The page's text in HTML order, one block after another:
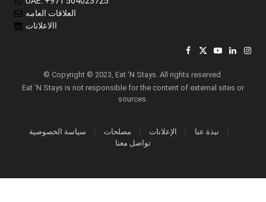
العلاقات العامه
االاعلانات
Facebook
X
YouTube
LinkedIn
© Copyright © 2023, Eat ‘N Stays. All rights reserved.
Eat ‘N Stays is not responsible for the content of external sites or
sources.
سياسة الخصوصية مصلحات الإعلانات
نبذة عنا
تواصل معنا